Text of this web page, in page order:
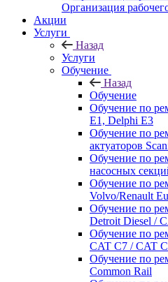
Организация
Акции
Услуги
Назад
Услуги
Обучение
Назад
Обучение
Обучение по
E1, Delphi E3
Обучение по
актуаторов
Обучение по
насосных
Обучение по
Volvo/Renault
Обучение по
Detroit Diesel /
Обучение по
CAT C7 / CAT
Обучение по
Common Rail